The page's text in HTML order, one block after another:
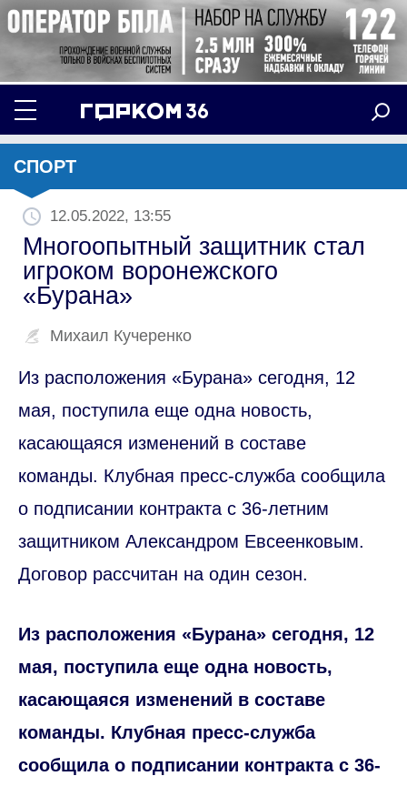
СПОРТ
12.05.2022, 13:55
Многоопытный защитник стал
игроком воронежского
«Бурана»
Михаил Кучеренко
Из расположения «Бурана» сегодня, 12
мая, поступила еще одна новость,
касающаяся изменений в составе
команды. Клубная пресс-служба сообщила
о подписании контракта с 36-летним
защитником Александром Евсеенковым.
Договор рассчитан на один сезон.
Из расположения «Бурана» сегодня, 12
мая, поступила еще одна новость,
касающаяся изменений в составе
команды. Клубная пресс-служба
сообщила о подписании контракта с 36-